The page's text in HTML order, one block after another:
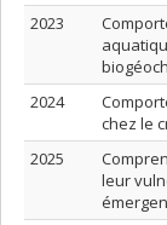
2023
2024
chez le
2025
leur